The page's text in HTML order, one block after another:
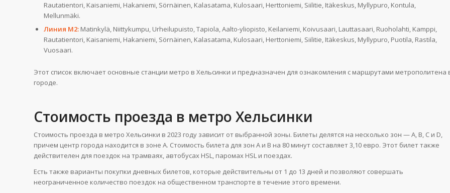
Rautatientori, Kaisaniemi, Hakaniemi, Sörnäinen, Kalasatama, Kulosaari, Herttoniemi, Siilitie, Itäkeskus, Myllypuro, Kontula,
Mellunmäki.
Линия М2: Matinkylä, Niittykumpu, Urheilupuisto, Tapiola, Aalto-yliopisto, Keilaniemi, Koivusaari, Lauttasaari, Ruoholahti, Kamppi,
Rautatientori, Kaisaniemi, Hakaniemi, Sörnäinen, Kalasatama, Kulosaari, Herttoniemi, Siilitie, Itäkeskus, Myllypuro, Puotila, Rastila,
Vuosaari.
Этот список включает основные станции метро в Хельсинки и предназначен для ознакомления с маршрутами метрополитена
городе.
Стоимость проезда в метро Хельсинки
Стоимость проезда в метро Хельсинки в 2023 году зависит от выбранной зоны. Билеты делятся на несколько зон — A, B, C и D,
причем центр города находится в зоне A. Стоимость билета для зон A и B на 80 минут составляет 3,10 евро. Этот билет также
действителен для поездок на трамваях, автобусах HSL, паромах HSL и поездах​​.
Есть также варианты покупки дневных билетов, которые действительны от 1 до 13 дней и позволяют совершать
неограниченное количество поездок на общественном транспорте в течение этого времени​​.